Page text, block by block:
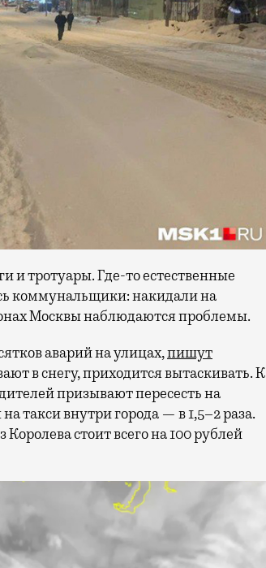
и тротуары. Где-то естественные
коммунальщики: накидали на
Москвы наблюдаются проблемы.
аварий на улицах,пишут
в снегу, приходится вытаскивать. К
призывают пересесть на
такси внутри города — в 1,5–2 раза.
стоит всего на 100 рублей